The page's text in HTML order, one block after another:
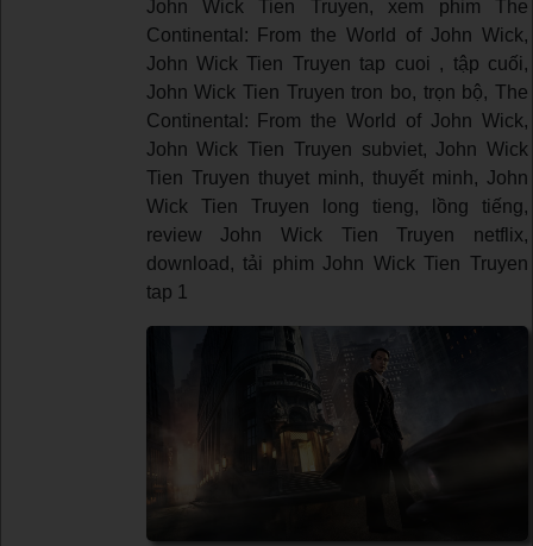
John Wick Tien Truyen, xem phim The
Continental: From the World of John Wick,
John Wick Tien Truyen tap cuoi , tập cuối,
John Wick Tien Truyen tron bo, trọn bộ, The
Continental: From the World of John Wick,
John Wick Tien Truyen subviet, John Wick
Tien Truyen thuyet minh, thuyết minh, John
Wick Tien Truyen long tieng, lồng tiếng,
review John Wick Tien Truyen netflix,
download, tải phim John Wick Tien Truyen
tap 1